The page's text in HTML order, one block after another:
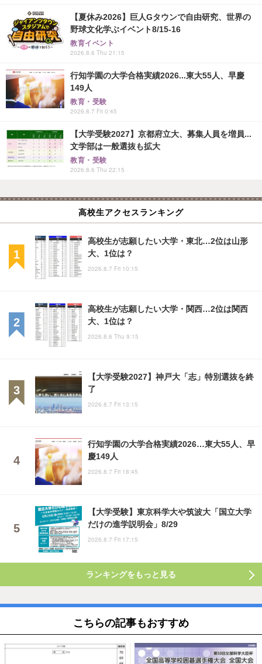
【夏休み2026】巨人Gタウンで自由研究、世界の
野球文化学ぶイベント8/15-16
教育イベント
2026.8.6 Thu 21:15
行知学園の大学合格実績2026...東大55人、早慶
149人
教育・受験
2026.8.7 Fri 0:45
【大学受験2027】京都府立大、募集人員を増員...
文学部は一般選抜も拡大
教育・受験
2026.8.6 Thu 22:15
高校生アクセスランキング
高校生が志願したい大学・東北…2位は山形
大、1位は？
2026.8.7 Fri 10:15
高校生が志願したい大学・関西…2位は関西
大、1位は？
2026.8.6 Thu 9:15
【大学受験2027】神戸大「志」特別選抜を終
了
2026.8.7 Fri 13:15
行知学園の大学合格実績2026…東大55人、早
慶149人
2026.8.7 Fri 18:45
【大学受験】東京科学大や筑波大「国立大学
だけの進学説明会」8/29
2026.8.7 Fri 17:15
ランキングをもっと見る
こちらの記事もおすすめ